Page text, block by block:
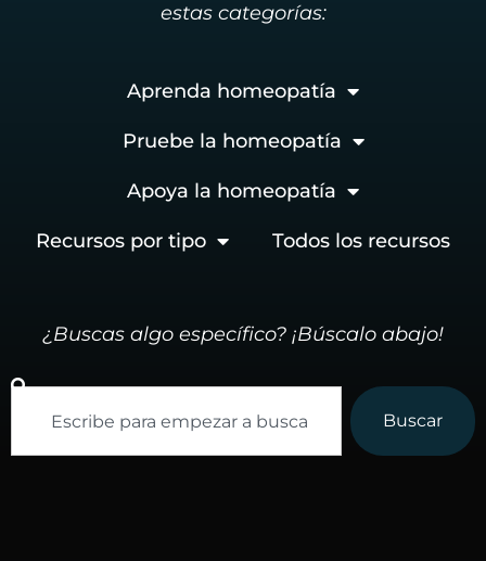
estas categorías:
Aprenda homeopatía
Pruebe la homeopatía
Apoya la homeopatía
Recursos por tipo Todos los recursos
¿Buscas algo específico? ¡Búscalo abajo!
Buscar